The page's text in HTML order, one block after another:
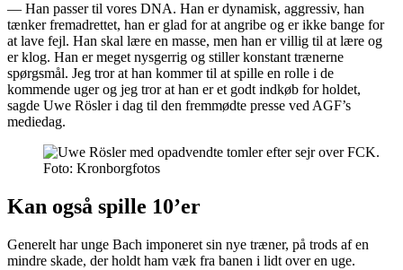
— Han passer til vores DNA. Han er dynamisk, aggressiv, han
tænker fremadrettet, han er glad for at angribe og er ikke bange for
at lave fejl. Han skal lære en masse, men han er villig til at lære og
er klog. Han er meget nysgerrig og stiller konstant trænerne
spørgsmål. Jeg tror at han kommer til at spille en rolle i de
kommende uger og jeg tror at han er et godt indkøb for holdet,
sagde Uwe Rösler i dag til den fremmødte presse ved AGF’s
mediedag.
Foto: Kronborgfotos
Kan også spille 10’er
Generelt har unge Bach imponeret sin nye træner, på trods af en
mindre skade, der holdt ham væk fra banen i lidt over en uge.